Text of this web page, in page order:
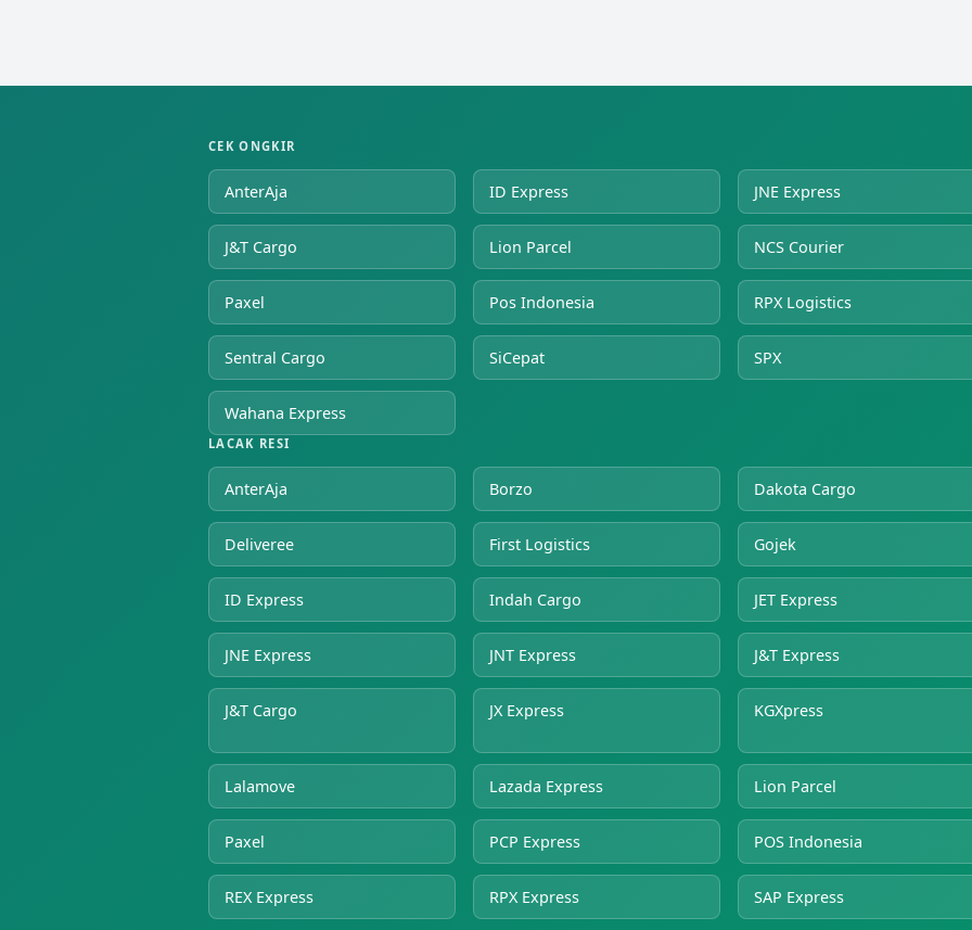
CEK ONGKIR
AnterAja ID Express JNE Express
J&T Cargo Lion Parcel NCS Courier
Paxel Pos Indonesia RPX Logistics
Sentral Cargo SiCepat SPX
Wahana Express
LACAK RESI
AnterAja Borzo Dakota Cargo
Deliveree First Logistics Gojek
ID Express Indah Cargo JET Express
JNE Express JNT Express J&T Express
J&T Cargo JX Express KGXpress
Lalamove Lazada Express Lion Parcel
Paxel PCP Express POS Indonesia
REX Express RPX Express SAP Express